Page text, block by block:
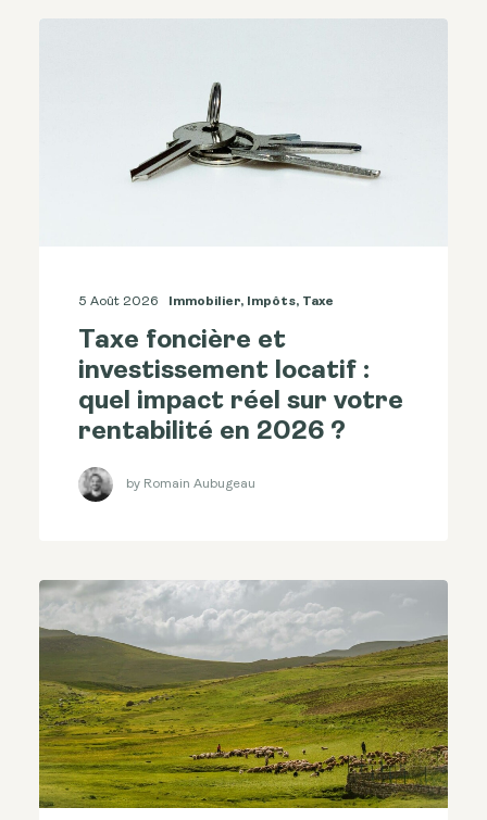
5 Août 2026 Immobilier, Impôts, Taxe
Taxe foncière et
investissement locatif :
quel impact réel sur votre
rentabilité en 2026 ?
by Romain Aubugeau